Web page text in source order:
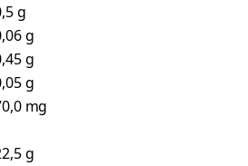
g
g
g
g
mg
g